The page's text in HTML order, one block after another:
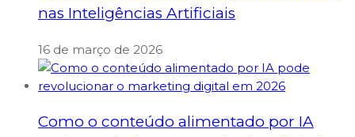
nas Inteligências Artificiais
16 de março de 2026
Como o conteúdo alimentado por IA